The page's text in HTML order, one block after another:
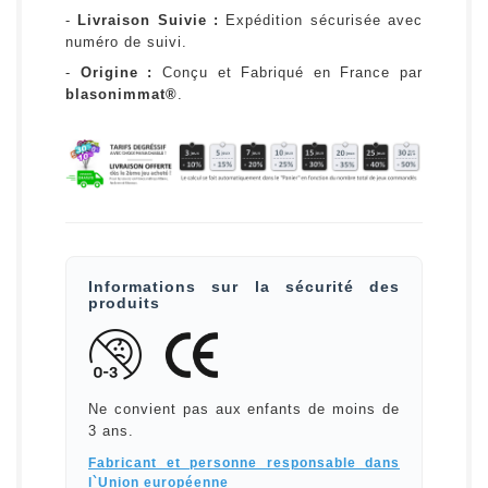
- Livraison Suivie :
Expédition sécurisée avec
numéro de suivi.
- Origine :
Conçu et Fabriqué en France par
blasonimmat®.
Informations sur la sécurité des
produits
Ne convient pas aux enfants de moins de
3 ans.
Fabricant et personne responsable dans
l`Union européenne